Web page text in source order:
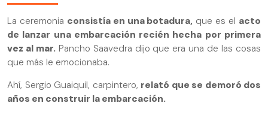
La ceremonia consistía en una botadura, que es el acto
de lanzar una embarcación recién hecha por primera
vez al mar.Pancho Saavedra dijo que era una de las cosas
que más le emocionaba.
Ahí, Sergio Guaiquil, carpintero, relató que se demoró dos
años en construir la embarcación.